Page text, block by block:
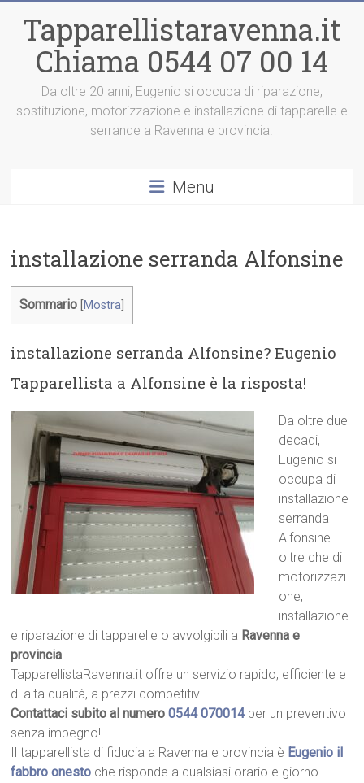
contenuto
Tapparellistaravenna.it
Chiama 0544 07 00 14
Da oltre 20 anni, Eugenio si occupa di riparazione,
sostituzione, motorizzazione e installazione di tapparelle e
serrande a Ravenna e provincia.
Menu
installazione serranda Alfonsine
Sommario Mostra
installazione serranda Alfonsine? Eugenio
Tapparellista a Alfonsine è la risposta!
Da oltre due
decadi,
Eugenio si
occupa di
installazione
serranda
Alfonsine
oltre che di
motorizzazi
one,
installazione
e riparazione di tapparelle o avvolgibili a Ravenna e
provincia.
TapparellistaRavenna.it offre un servizio rapido, efficiente e
di alta qualità, a prezzi competitivi.
Contattaci subito al numero0544 070014per un preventivo
senza impegno!
Il tapparellista di fiducia a Ravenna e provincia è Eugenio il
fabbro onesto che risponde a qualsiasi orario e giorno